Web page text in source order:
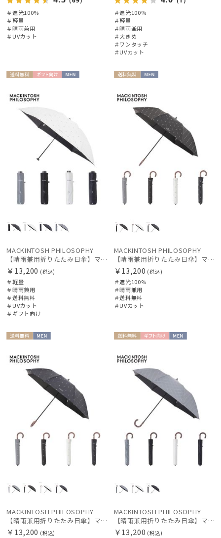
＃遮光100%
＃軽量
＃晴雨兼用
＃UVカット
＃遮光100%
＃軽量
＃晴雨兼用
＃大きめ
＃ワンタッチ
＃UVカット
料
向け
MACKINTOSH PHILOSOPHY
【晴雨兼用折りたたみ日傘】マッキントッシュ フィロソフィー (MACKINTOSH PHILOSOPHY) アンブレラモチーフ
￥13,200 (税込)
＃軽量
＃晴雨兼用
＃送料無料
＃UVカット
＃ギフト向け
料
MACKINTOSH PHILOSOPHY
【晴雨兼用折りたたみ日傘】マッキントッシュ フィロソフィー（MACKINTOSH PHILOSOPHY）コーギー 遮光100 UV100 遮熱
￥13,200 (税込)
＃遮光100%
＃晴雨兼用
＃送料無料
＃UVカット
料
MACKINTOSH PHILOSOPHY
【晴雨兼用折りたたみ日傘】マッキントッシュ フィロソフィー（MACKINTOSH PHILOSOPHY）アンブレラ 遮光100 UV100 遮熱
￥13,200 (税込)
料
向け
MACKINTOSH PHILOSOPHY
【晴雨兼用折りたたみ日傘】マッキントッシュ フィロソフィー (MACKINTOSH PHILOSOPHY) ロゴモノグラム
￥13,200 (税込)